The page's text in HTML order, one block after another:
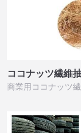
ココナッツ繊維
商業用ココナッツ